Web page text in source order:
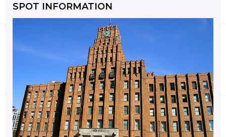
SPOT INFORMATION